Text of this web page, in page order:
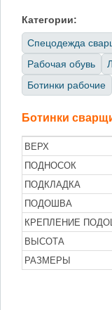
Категории:
Спецодежда
Рабочая обувь
Ботинки рабочие
Ботинки
ВЕРХ
ПОДНОСОК
ПОДКЛАДКА
ПОДОШВА
КРЕПЛЕНИЕ
ВЫСОТА
РАЗМЕРЫ